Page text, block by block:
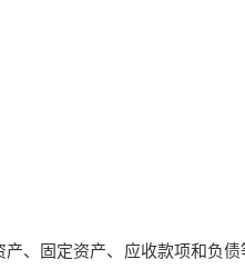
、固定资产、应收款项和负